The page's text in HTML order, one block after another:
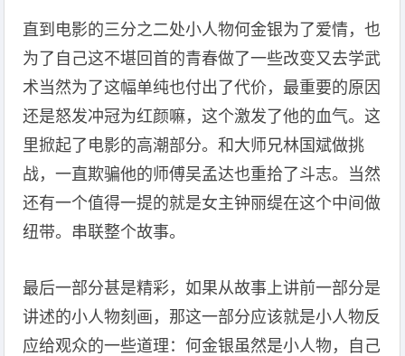
直到电影的三分之二处小人物何金银为了爱情，也
为了自己这不堪回首的青春做了一些改变又去学武
术当然为了这幅单纯也付出了代价，最重要的原因
还是怒发冲冠为红颜嘛，这个激发了他的血气。这
里掀起了电影的高潮部分。和大师兄林国斌做挑
战，一直欺骗他的师傅吴孟达也重拾了斗志。当然
还有一个值得一提的就是女主钟丽缇在这个中间做
纽带。串联整个故事。
最后一部分甚是精彩，如果从故事上讲前一部分是
讲述的小人物刻画，那这一部分应该就是小人物反
应给观众的一些道理：何金银虽然是小人物，自己